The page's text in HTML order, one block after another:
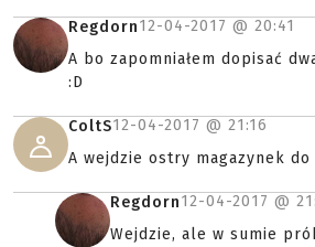
Regdorn12-04-2017 @ 20:41
A bo zapomniałem dopisać
:D
ColtS12-04-2017 @ 21:16
A wejdzie ostry magazynek
Regdorn12-04-2017 @
Wejdzie, ale w sumie